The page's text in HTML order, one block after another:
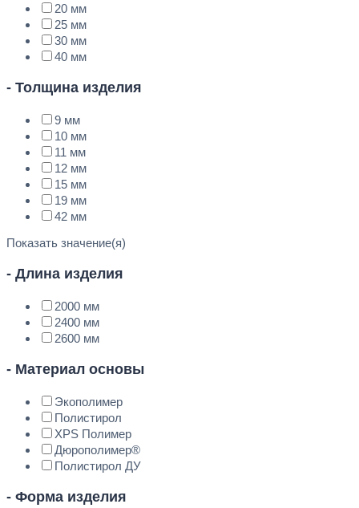
20 мм
25 мм
30 мм
40 мм
- Толщина изделия
9 мм
10 мм
11 мм
12 мм
15 мм
19 мм
42 мм
Показать значение(я)
- Длина изделия
2000 мм
2400 мм
2600 мм
- Материал основы
Экополимер
Полистирол
XPS Полимер
Дюрополимер®
Полистирол ДУ
- Форма изделия